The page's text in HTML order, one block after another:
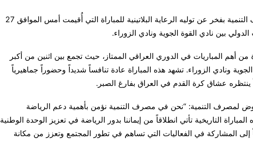
بغداد، 28 أيار 2024 – يعلن مصرف التنمية بفخر عن توليه الرعاية البلاتينية للمباراة التي أُقيمت أمس الموافق 27
من أهم المباريات في الدوري العراقي الممتاز، حيث تجمع بين اثنين من أكبر
الجوية ونادي الزوراء. تشهد هذه المباراة عادة تنافساً شديداً وحضوراً جماهيرياً
ينتظره عشاق كرة القدم في العراق بفارغ الصبر.
لمصرف التنمية: “نحن في مصرف التنمية نؤمن بأهمية دعم الرياضة
التاريخية تأتي انطلاقاً من إيماننا بدور الرياضة في تعزيز الوحدة الوطنية
المشاركة في الفعاليات التي تساهم في تطور المجتمع وتعزز من مكانة